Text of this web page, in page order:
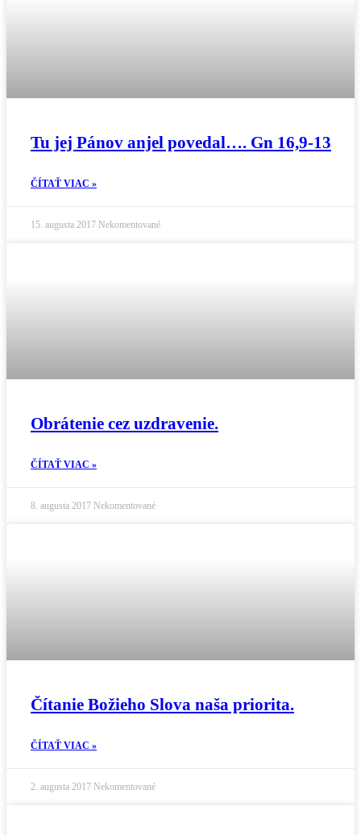
Tu jej Pánov anjel povedal…. Gn 16,9-13
ČÍTAŤ VIAC »
15. augusta 2017 Nekomentované
Obrátenie cez uzdravenie.
ČÍTAŤ VIAC »
8. augusta 2017 Nekomentované
Čítanie Božieho Slova naša priorita.
ČÍTAŤ VIAC »
2. augusta 2017 Nekomentované